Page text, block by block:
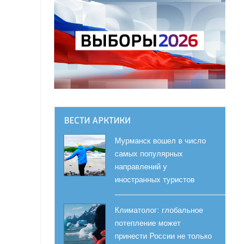
ВЕСТИ АРКТИКИ
Мурманск вошел в число
самых популярных
направлений у
иностранных туристов
Климатолог: глобальное
потепление может
принести России не только